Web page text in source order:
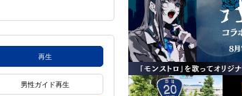
再生
男性ガイド再生